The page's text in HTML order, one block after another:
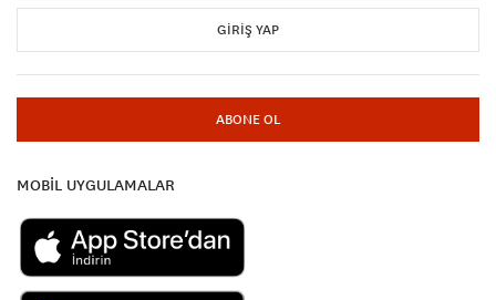
GIRIŞ YAP
ABONE OL
MOBİL UYGULAMALAR